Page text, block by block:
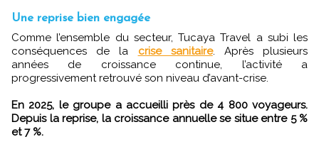
Une reprise bien engagée
Comme l’ensemble du secteur, Tucaya Travel a subi les
conséquences de la crise sanitaire. Après plusieurs
années de croissance continue, l’activité a
progressivement retrouvé son niveau d’avant-crise.
En 2025, le groupe a accueilli près de 4 800 voyageurs.
Depuis la reprise, la croissance annuelle se situe entre 5 %
et 7 %.